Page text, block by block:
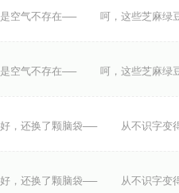
空气不存在── 呵，这些芝麻绿豆
空气不存在── 呵，这些芝麻绿豆
，还换了颗脑袋── 从不识字变得
，还换了颗脑袋── 从不识字变得